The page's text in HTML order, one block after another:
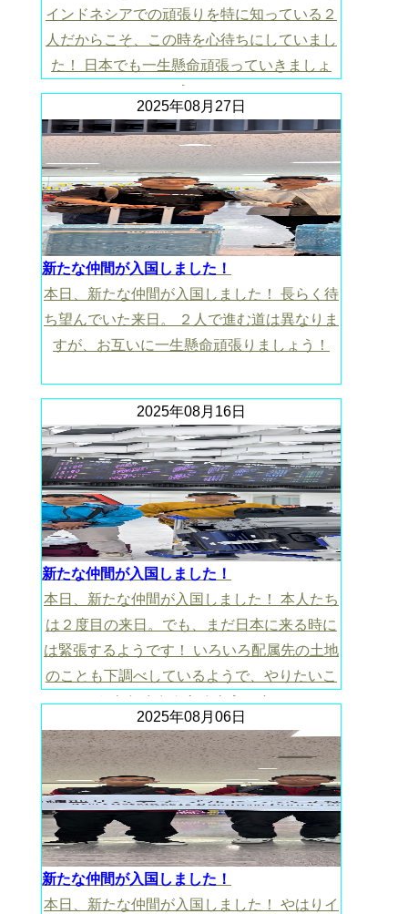
インドネシアでの頑張りを特に知っている２
人だからこそ、この時を心待ちにしていまし
た！ 日本でも一生懸命頑張っていきましょ
う！
2025年08月27日
新たな仲間が入国しました！
本日、新たな仲間が入国しました！ 長らく待
ち望んでいた来日。 ２人で進む道は異なりま
すが、お互いに一生懸命頑張りましょう！
2025年08月16日
新たな仲間が入国しました！
本日、新たな仲間が入国しました！ 本人たち
は２度目の来日。でも、まだ日本に来る時に
は緊張するようです！ いろいろ配属先の土地
のことも下調べしているようで、やりたいこ
ともたくさんあるようです！
2025年08月06日
新たな仲間が入国しました！
本日、新たな仲間が入国しました！ やはりイ